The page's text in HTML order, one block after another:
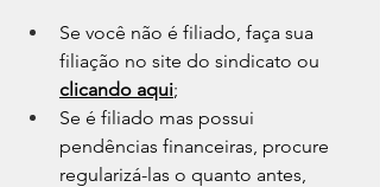
Se você não é filiado, faça sua
filiação no site do sindicato ou
clicando aqui;
Se é filiado mas possui
pendências financeiras, procure
regularizá-las o quanto antes,